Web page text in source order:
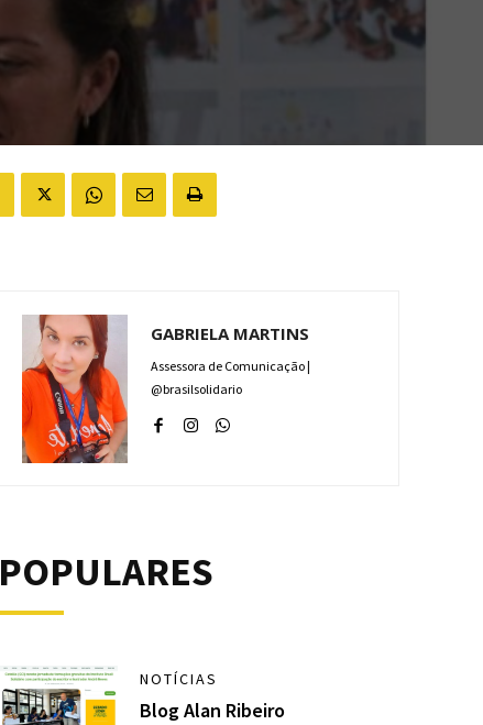
GABRIELA MARTINS
Assessora de Comunicação |
@brasilsolidario
POPULARES
NOTÍCIAS
Blog Alan Ribeiro